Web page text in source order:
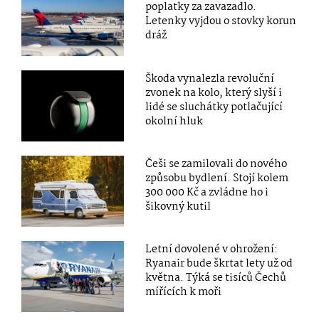
poplatky za zavazadlo.
Letenky vyjdou o stovky korun
dráž
Škoda vynalezla revoluční
zvonek na kolo, který slyší i
lidé se sluchátky potlačující
okolní hluk
Češi se zamilovali do nového
způsobu bydlení. Stojí kolem
300 000 Kč a zvládne ho i
šikovný kutil
Letní dovolené v ohrožení:
Ryanair bude škrtat lety už od
května. Týká se tisíců Čechů
mířících k moři